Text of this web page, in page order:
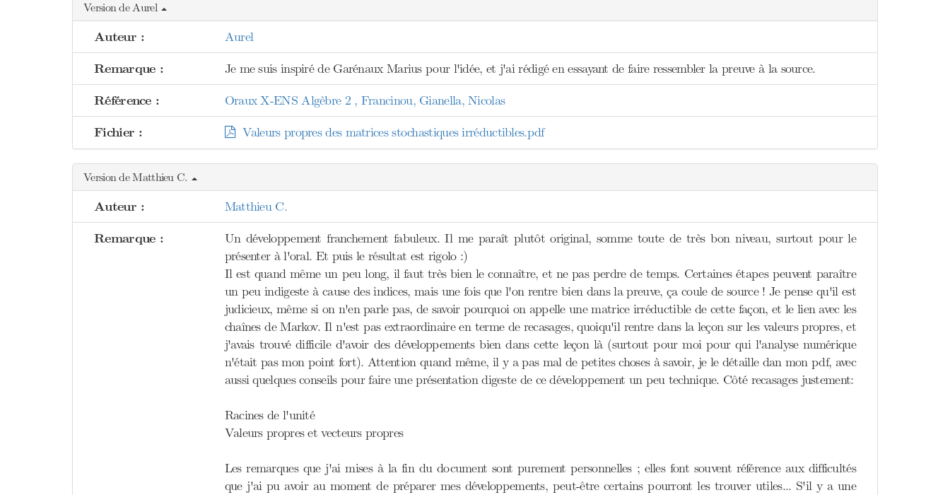
Version de Aurel
Auteur : Aurel
Remarque : Je me suis inspiré de Garénaux Marius pour l'idée, et j'ai rédigé en essayant de faire ressembler la preuve à la source.
Référence : Oraux X-ENS Algèbre 2 , Francinou, Gianella, Nicolas
Fichier : Valeurs propres des matrices stochastiques irréductibles.pdf
Version de Matthieu C.
Auteur : Matthieu C.
Remarque :
Un développement franchement fabuleux. Il me paraît plutôt original, somme toute de très bon niveau, surtout pour le
présenter à l'oral. Et puis le résultat est rigolo :)
Il est quand même un peu long, il faut très bien le connaître, et ne pas perdre de temps. Certaines étapes peuvent paraître
un peu indigeste à cause des indices, mais une fois que l'on rentre bien dans la preuve, ça coule de source ! Je pense qu'il est
judicieux, même si on n'en parle pas, de savoir pourquoi on appelle une matrice irréductible de cette façon, et le lien avec les
chaînes de Markov. Il n'est pas extraordinaire en terme de recasages, quoiqu'il rentre dans la leçon sur les valeurs propres, et
j'avais trouvé difficile d'avoir des développements bien dans cette leçon là (surtout pour moi pour qui l'analyse numérique
n'était pas mon point fort). Attention quand même, il y a pas mal de petites choses à savoir, je le détaille dan mon pdf, avec
aussi quelques conseils pour faire une présentation digeste de ce développement un peu technique. Côté recasages justement:
Racines de l'unité
Valeurs propres et vecteurs propres
Les remarques que j'ai mises à la fin du document sont purement personnelles ; elles font souvent référence aux difficultés
que j'ai pu avoir au moment de préparer mes développements, peut-être certains pourront les trouver utiles... S'il y a une